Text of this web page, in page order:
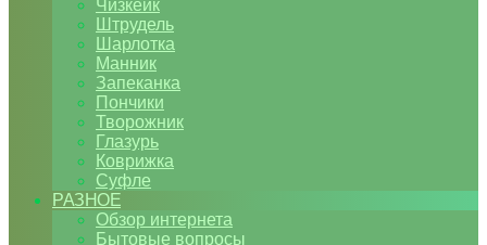
Чизкейк
Штрудель
Шарлотка
Манник
Запеканка
Пончики
Творожник
Глазурь
Коврижка
Суфле
РАЗНОЕ
Обзор интернета
Бытовые вопросы